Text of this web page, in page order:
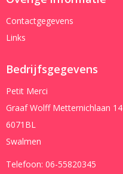
Contactgegevens
Links
Bedrijfsgegevens
Petit Merci
Graaf Wolff Metternichlaan 14
6071BL
Swalmen
Telefoon: 06-55820345